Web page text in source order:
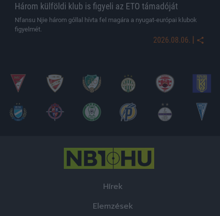
Három külföldi klub is figyeli az ETO támadóját
Nfansu Njie három góllal hívta fel magára a nyugat-európai klubok
figyelmét.
2026.08.06. |
Hírek
Elemzések